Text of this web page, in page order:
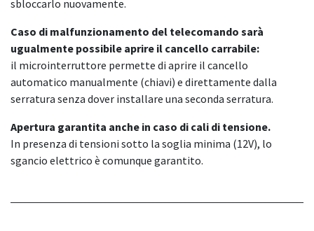
sbloccarlo nuovamente.
Caso di malfunzionamento del telecomando sarà
ugualmente possibile aprire il cancello carrabile:
il microinterruttore permette di aprire il cancello
automatico manualmente (chiavi) e direttamente dalla
serratura senza dover installare una seconda serratura.
Apertura garantita anche in caso di cali di tensione.
In presenza di tensioni sotto la soglia minima (12V), lo
sgancio elettrico è comunque garantito.